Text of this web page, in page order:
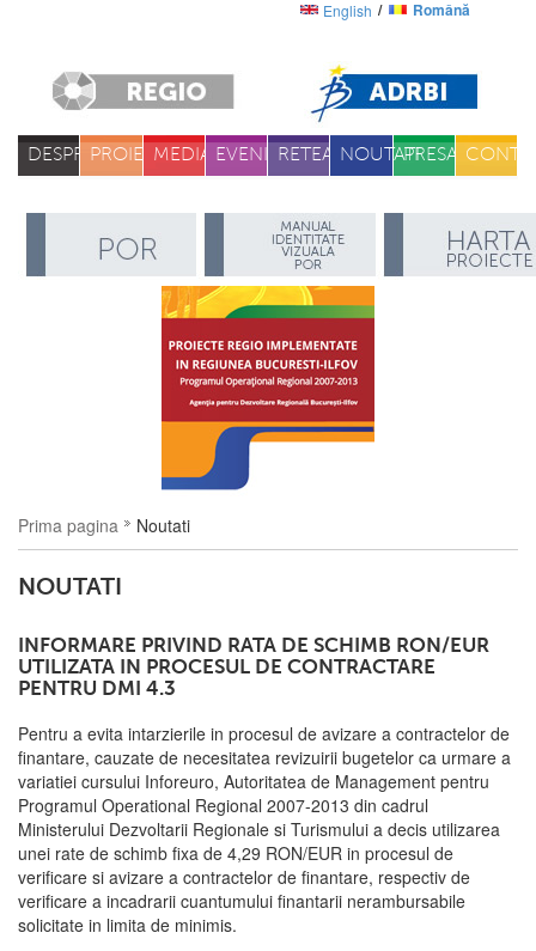
English Română
DESPREPROIECTEMEDIA EVENIMENTE
RETEA NOUTATIPRESA
Prima pagina Noutati
NOUTATI
INFORMARE PRIVIND RATA DE SCHIMB RON/EUR
UTILIZATA IN PROCESUL DE CONTRACTARE
PENTRU DMI 4.3
Pentru a evita intarzierile in procesul de avizare a contractelor de
finantare, cauzate de necesitatea revizuirii bugetelor ca urmare a
variatiei cursului Inforeuro, Autoritatea de Management pentru
Programul Operational Regional 2007-2013 din cadrul
Ministerului Dezvoltarii Regionale si Turismului a decis utilizarea
unei rate de schimb fixa de 4,29 RON/EUR in procesul de
verificare si avizare a contractelor de finantare, respectiv de
verificare a incadrarii cuantumului finantarii nerambursabile
solicitate in limita de minimis.